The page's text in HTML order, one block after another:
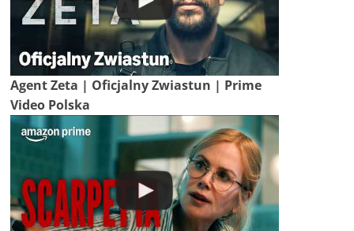
Agent Zeta | Oficjalny Zwiastun | Prime
Video Polska